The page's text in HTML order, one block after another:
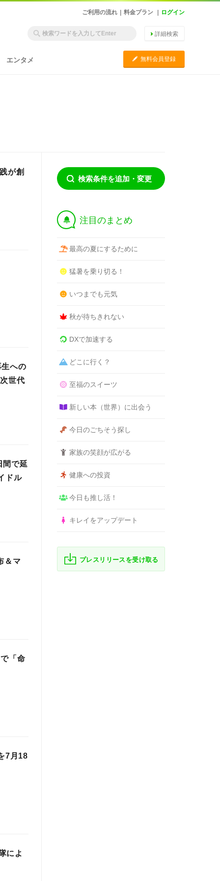
ご利用の流れ 料金プラン ログイン
詳細検索
エンタメ C 無料会員登録
が創
への
世代
間で延
ドル
＆マ
「命
7月18
によ
検索条件を追加・変更
† 注目のまとめ
最高の夏にするために
猛暑を乗り切る！
いつまでも元気
秋が待ちきれない
DXで加速する
どこに行く？
至福のスイーツ
新しい本（世界）に出会う
今日のごちそう探し
家族の笑顔が広がる
健康への投資
今日も推し活！
キレイをアップデート
プレスリリースを受け取る